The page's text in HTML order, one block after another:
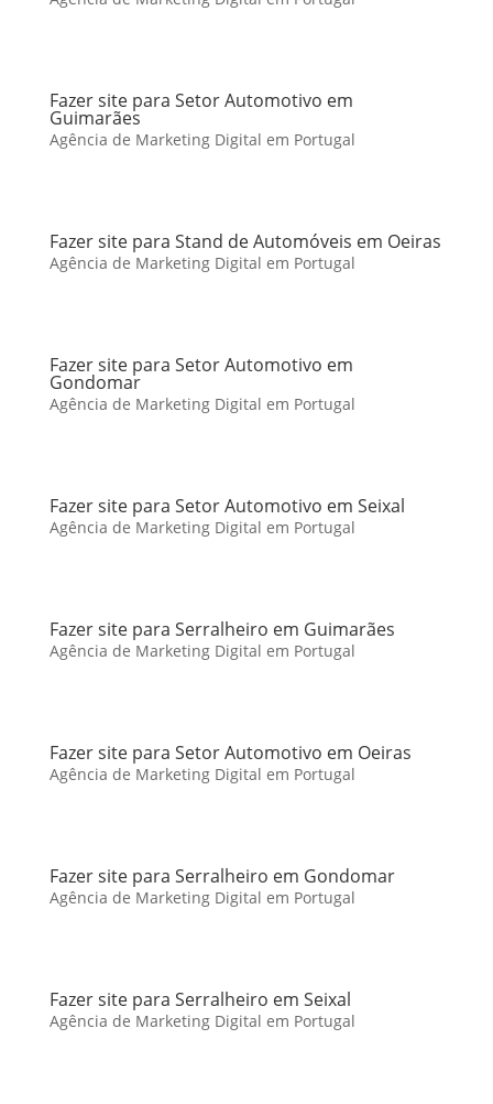
Fazer site para Setor Automotivo em
Guimarães
Agência de Marketing Digital em Portugal
Fazer site para Stand de Automóveis em Oeiras
Agência de Marketing Digital em Portugal
Fazer site para Setor Automotivo em
Gondomar
Agência de Marketing Digital em Portugal
Fazer site para Setor Automotivo em Seixal
Agência de Marketing Digital em Portugal
Fazer site para Serralheiro em Guimarães
Agência de Marketing Digital em Portugal
Fazer site para Setor Automotivo em Oeiras
Agência de Marketing Digital em Portugal
Fazer site para Serralheiro em Gondomar
Agência de Marketing Digital em Portugal
Fazer site para Serralheiro em Seixal
Agência de Marketing Digital em Portugal